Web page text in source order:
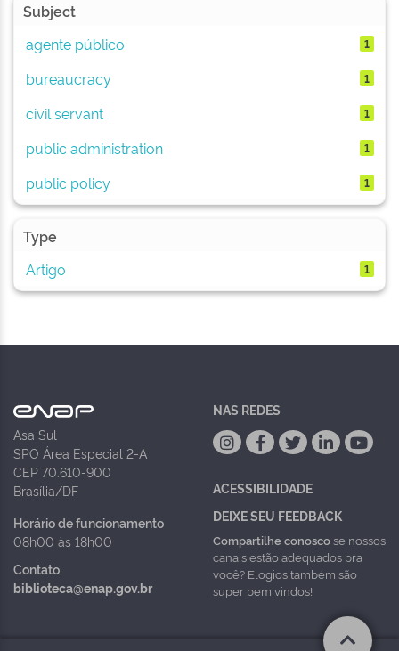
Subject
agente público
1
bureaucracy 1
civil servant 1
public administration 1
public policy 1
Type
Artigo
1
Asa Sul
SPO Área Especial 2-A
CEP 70.610-900
Brasília/DF
Horário de funcionamento
08h00 às 18h00
Contato
biblioteca@enap.gov.br
NAS REDES
ACESSIBILIDADE
DEIXE SEU FEEDBACK
Compartilhe conoscose nossos
canais estão adequados pra
você? Elogios também são
super bem vindos!